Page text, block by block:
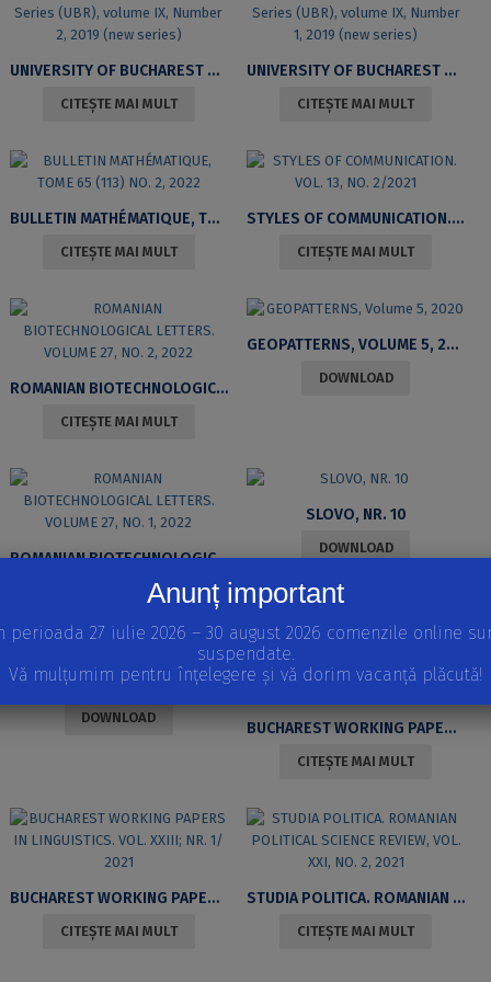
UNIVERSITY OF BUCHAREST REVIEW. LITERARY AND CULTURAL STUDIES SERIES (UBR), VOLUME IX, NUMBER 2, 2019 (NEW SERIES)
CITEȘTE MAI MULT
UNIVERSITY OF BUCHAREST REVIEW. LITERARY AND CULTURAL STUDIES SERIES (UBR), VOLUME IX, NUMBER 1, 2019 (NEW SERIES)
CITEȘTE MAI MULT
BULLETIN MATHÉMATIQUE, TOME 65 (113) NO. 2, 2022
CITEȘTE MAI MULT
STYLES OF COMMUNICATION. VOL. 13, NO. 2/2021
CITEȘTE MAI MULT
ROMANIAN BIOTECHNOLOGICAL LETTERS. VOLUME 27, NO. 2, 2022
CITEȘTE MAI MULT
GEOPATTERNS, VOLUME 5, 2020
DOWNLOAD
ROMANIAN BIOTECHNOLOGICAL LETTERS. VOLUME 27, NO. 1, 2022
CITEȘTE MAI MULT
SLOVO, NR. 10
DOWNLOAD
SLOVO, NR. 9
DOWNLOAD
BUCHAREST WORKING PAPERS IN LINGUISTICS. VOL. XXIII, NR. 2/2021
CITEȘTE MAI MULT
BUCHAREST WORKING PAPERS IN LINGUISTICS. VOL. XXIII; NR. 1/ 2021
CITEȘTE MAI MULT
STUDIA POLITICA. ROMANIAN POLITICAL SCIENCE REVIEW, VOL. XXI, NO. 2, 2021
CITEȘTE MAI MULT
Anunț important
perioada 27 iulie 2026 – 30 august 2026 comenzile online
suspendate.
Vă mulțumim pentru înțelegere și vă dorim vacanță plăcută!